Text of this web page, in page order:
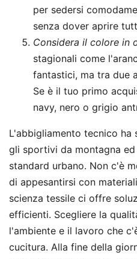
per sedersi
senza dover aprire
Considera il colore in
stagionali come
fantastici, ma tra due
Se è il tuo primo
navy, nero o grigio
L'abbigliamento tecnico ha
gli sportivi da montagna
standard urbano. Non c'è
di appesantirsi con
scienza tessile ci offre
efficienti. Scegliere la
l'ambiente e il lavoro che
cucitura. Alla fine della